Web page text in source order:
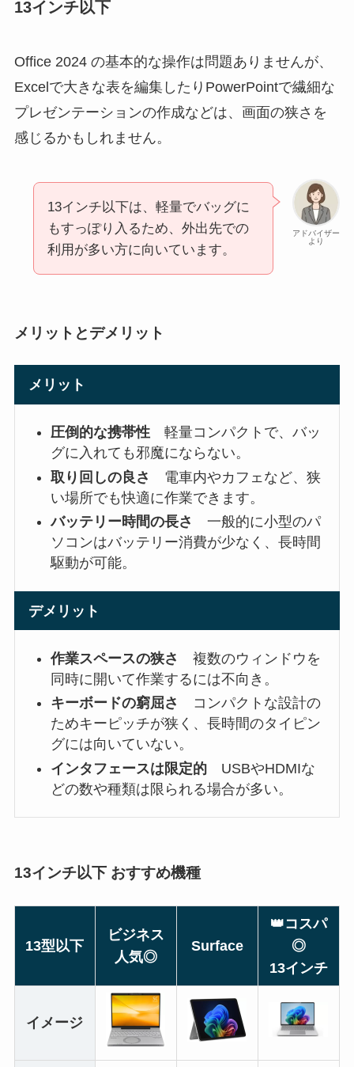
13インチ以下
Office 2024 の基本的な操作は問題ありませんが、
Excelで大きな表を編集したりPowerPointで繊細な
プレゼンテーションの作成などは、画面の狭さを
感じるかもしれません。
アドバイザー
より
13インチ以下は、軽量でバッグに
もすっぽり入るため、外出先での
利用が多い方に向いています。
メリットとデメリット
メリット
圧倒的な携帯性 軽量コンパクトで、バッ
グに入れても邪魔にならない。
取り回しの良さ
電車内やカフェなど、狭
い場所でも快適に作業できます。
バッテリー時間の長さ 一般的に小型のパ
ソコンはバッテリー消費が少なく、長時間
駆動が可能。
デメリット
作業スペースの狭さ
複数のウィンドウを
同時に開いて作業するには不向き。
キーボードの窮屈さ
コンパクトな設計の
ためキーピッチが狭く、長時間のタイピン
グには向いていない。
インタフェースは限定的 USBやHDMIな
どの数や種類は限られる場合が多い。
13インチ以下 おすすめ機種
13型以下
ビジネス
人気◎
Surface
👑コスパ
◎
13インチ
イメージ